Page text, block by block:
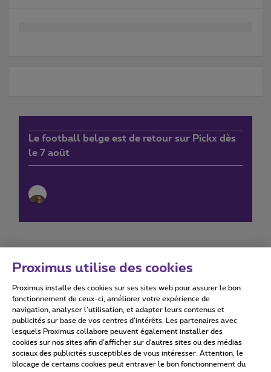
Le football belge est de retour sur Pickx dès
le 7 août
Conditions d'utilisation Accessibility statement
Tous droits réservés. © 2026 Proximus
Proximus utilise des cookies
Proximus installe des cookies sur ses sites web pour assurer le bon
fonctionnement de ceux-ci, améliorer votre expérience de
navigation, analyser l’utilisation, et adapter leurs contenus et
publicités sur base de vos centres d’intérêts. Les partenaires avec
lesquels Proximus collabore peuvent également installer des
cookies sur nos sites afin d’afficher sur d'autres sites ou des médias
sociaux des publicités susceptibles de vous intéresser. Attention, le
blocage de certains cookies peut entraver le bon fonctionnement du